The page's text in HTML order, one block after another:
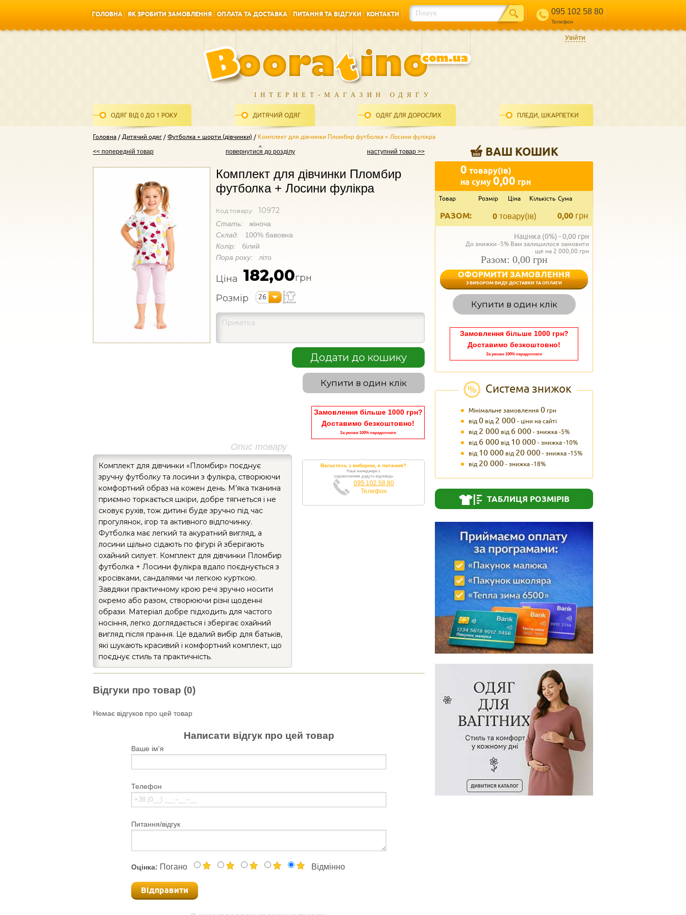
ГОЛОВНА
ЯК ЗРОБИТИ ЗАМОВЛЕННЯ
ОПЛАТА ТА ДОСТАВКА
ПИТАННЯ ТА ВІДГУКИ
КОНТАКТИ
095 102 58 80
Телефон
ІНТЕРНЕТ-МАГАЗИН ОДЯГУ
ОДЯГ ВІД 0 ДО 1 РОКУ ДИТЯЧИЙ ОДЯГ ОДЯГ ДЛЯ ДОРОСЛИХ ПЛЕДИ, ШКАРПЕТКИ
Увійти
Головна Дитячий одяг Футболка + шорти (дівчинки) Комплект для дівчинки Пломбир футболка + Лосини фулікра
ВАШ КОШИК
0 товару(ів)
на суму0,00 грн
Товар Розмір Ціна Кількість Сума
РАЗОМ: 0,00 грн
0 товару(ів)
Націнка (0%) -0,00 грн
До знижки -5% Вам залишилося замовити
ще на 2 000,00 грн
Разом: 0,00 грн
ОФОРМИТИ ЗАМОВЛЕННЯ
З ВИБОРОМ ВИДУ ДОСТАВКИ ТА ОПЛАТИ
Купити в один клік
Замовлення більше 1000 грн?
Доставимо безкоштовно!
За умови 100% передоплати
Система знижок
Мінімальне замовлення 0 грн
від0 від 2 000- ціни на сайті
від 2 000 від 6 000- знижка -5%
від 6 000 від 10 000- знижка -10%
від 10 000 від 20 000- знижка -15%
від 20 000- знижка -18%
ТАБЛИЦЯ РОЗМІРІВ
<< попередній товар наступний товар >>
повернутися до розділу
Комплект для дівчинки Пломбир
футболка + Лосини фулікра
Код товару: 10972
Стать: жіноча
Склад: 100% бавовна
Колір: білий
Пора року: літо
Ціна 182,00грн
Розмір
26
Додати до кошику
Купити в один клік
Замовлення більше 1000 грн?
Доставимо безкоштовно!
За умови 100% передоплати
Опис товару
Комплект для дівчинки «Пломбир» поєднує
зручну футболку та лосини з фулікра, створюючи
комфортний образ на кожен день. М’яка тканина
приємно торкається шкіри, добре тягнеться і не
сковує рухів, тож дитині буде зручно під час
прогулянок, ігор та активного відпочинку.
Футболка має легкий та акуратний вигляд, а
лосини щільно сідають по фігурі й зберігають
охайний силует. Комплект для дівчинки Пломбир
футболка + Лосини фулікра вдало поєднується з
кросівками, сандалями чи легкою курткою.
Завдяки практичному крою речі зручно носити
окремо або разом, створюючи різні щоденні
образи. Матеріал добре підходить для частого
носіння, легко доглядається і зберігає охайний
вигляд після прання. Це вдалий вибір для батьків,
які шукають красивий і комфортний комплект, що
поєднує стиль та практичність.
Вагаєтесь з вибором, є питання?
Наші менеджери з
задоволенням дадуть відповідь
095 102 58 80
Телефон
Відгуки про товар (0)
Немає відгуков про цей товар
Написати відгук про цей товар
Ваше ім'я
Телефон
Питання/відгук
Оцінка: Погано Відмінно
Відправити